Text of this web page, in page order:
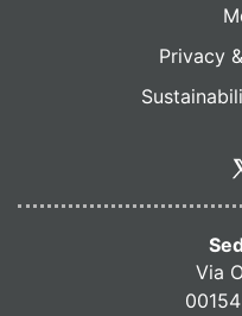
Privacy
Via